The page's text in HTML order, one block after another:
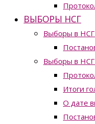
ВЫБОРЫ НСГ
Выборы в НСГ
Выборы в НСГ
Итоги
О дате